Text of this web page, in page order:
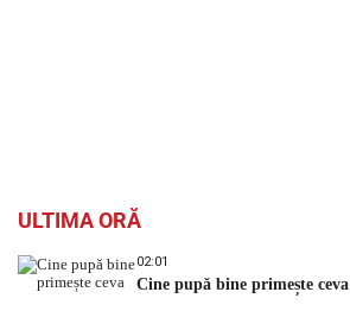
ULTIMA ORĂ
02:01
Cine pupă bine primește ceva